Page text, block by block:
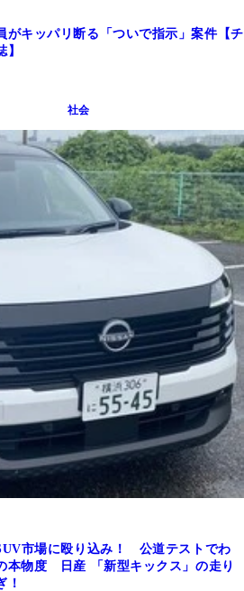
がキッパリ断る「ついで指示」案件【チ
社会
市場に殴り込み！ 公道テストでわ
本物度 日産 「新型キックス」の走り
！